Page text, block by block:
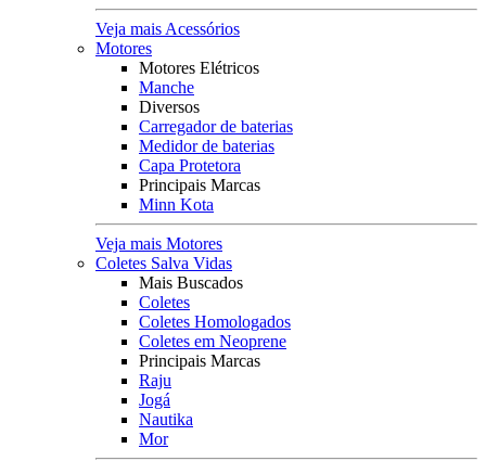
Veja mais Acessórios
Motores
Motores Elétricos
Manche
Diversos
Carregador de baterias
Medidor de baterias
Capa Protetora
Principais Marcas
Minn Kota
Veja mais Motores
Coletes Salva Vidas
Mais Buscados
Coletes
Coletes Homologados
Coletes em Neoprene
Principais Marcas
Raju
Jogá
Nautika
Mor